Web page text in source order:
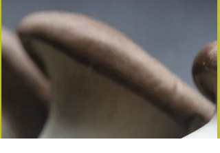
Le plat douceur pour célébrer la Fête des
Grand‑Mères Pour la Fête des Grand‑Mères , il y
a ces plats qui réchauffent autant le cœur que la
maison. Ces recettes simples, généreuses, qui
mijotent doucement et qui rappellent les
dimanches où l’on se retrouvait autour d’une
joyeuse, avec l’odeur de la crème et des
champignons qui flotte dans la cuisine. Ce poulet
à la crème , inspiré de l’escalope normande, fait